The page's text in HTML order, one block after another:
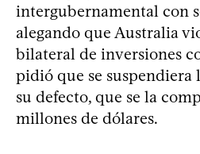
intergubernamental con
alegando que Australia
bilateral de inversiones
pidió que se suspendiera
su defecto, que se la
millones de dólares.